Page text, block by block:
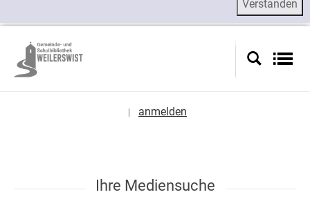
anmelden
Ihre Mediensuche